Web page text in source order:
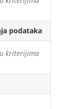
podataka
kriterijima